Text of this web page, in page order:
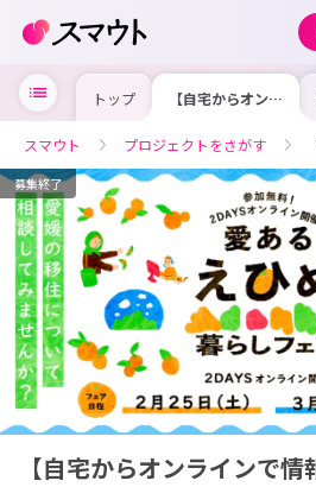
トップ 【自宅からオンラ
インで情報収集
暮らしオンライン
フェアを開催しま
す！
スマウト プロジェクトをさがす
募集終了
【自宅からオンラインで